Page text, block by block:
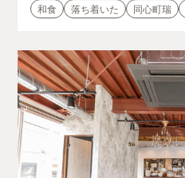
和食
落ち着いた 同心町瑞